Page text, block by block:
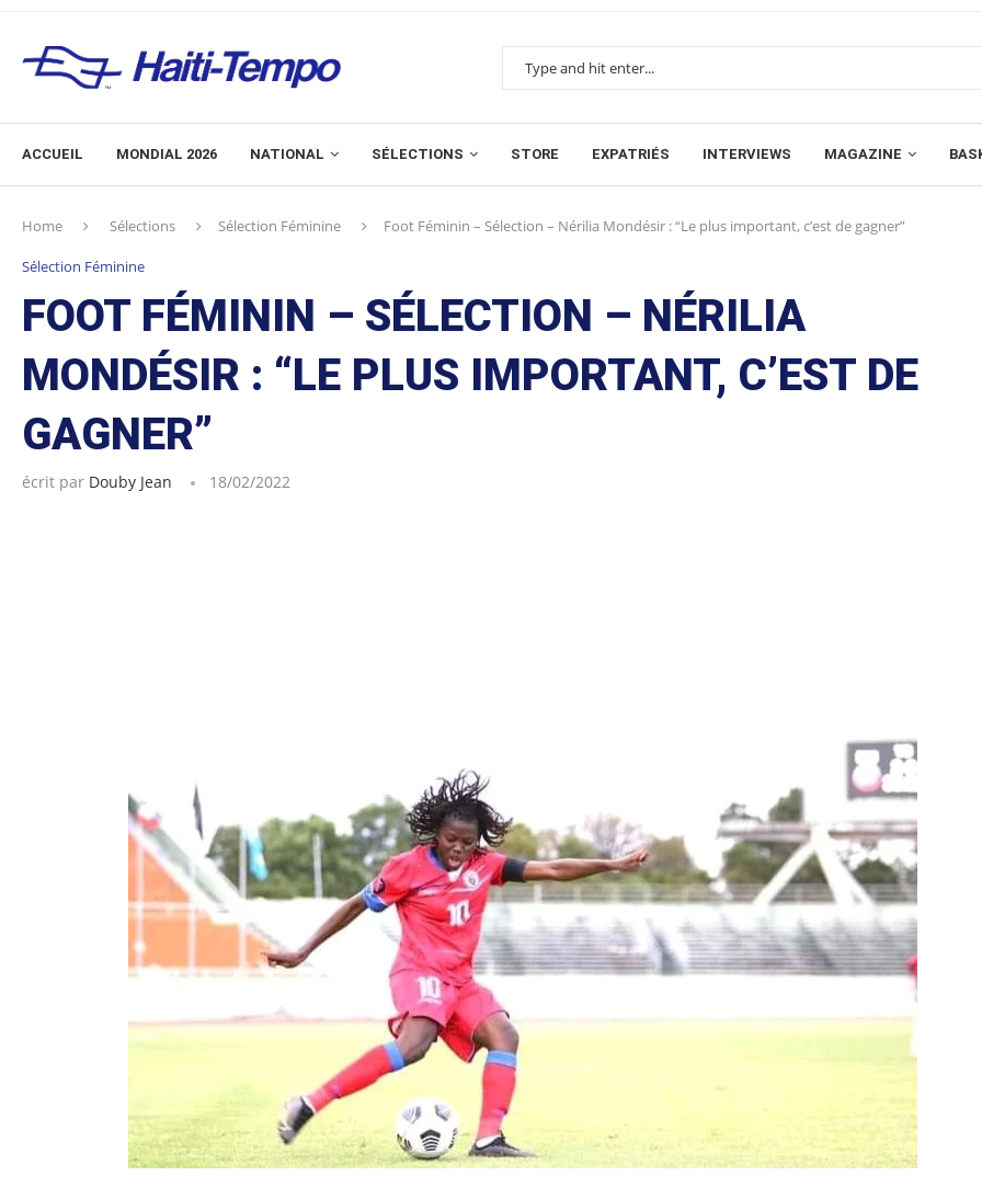
ACCUEIL MONDIAL 2026 NATIONAL SÉLECTIONS STORE EXPATRIÉS INTERVIEWS MAGAZINE
Home Sélections Sélection Féminine Foot Féminin – Sélection – Nérilia Mondésir : “Le plus important, c’est de gagner”
Sélection Féminine
FOOT FÉMININ – SÉLECTION – NÉRILIA
MONDÉSIR : “LE PLUS IMPORTANT, C’EST DE
GAGNER”
écrit par Douby Jean 18/02/2022